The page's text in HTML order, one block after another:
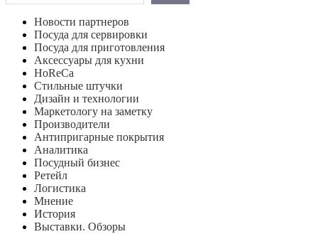
Новости партнеров
Посуда для сервировки
Посуда для приготовления
Аксессуары для кухни
HoReCa
Стильные штучки
Дизайн и технологии
Маркетологу на заметку
Производители
Антипригарные покрытия
Аналитика
Посудный бизнес
Ретейл
Логистика
Мнение
История
Выставки. Обзоры